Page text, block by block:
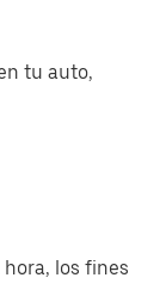
tu auto,
los fines